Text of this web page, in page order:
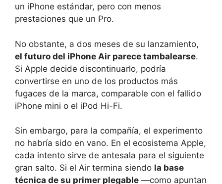
un iPhone estándar, pero con menos
prestaciones que un Pro.
No obstante, a dos meses de su lanzamiento,
el futuro del iPhone Air parece tambalearse.
Si Apple decide discontinuarlo, podría
convertirse en uno de los productos más
fugaces de la marca, comparable con el fallido
iPhone mini o el iPod Hi-Fi.
Sin embargo, para la compañía, el experimento
no habría sido en vano. En el ecosistema Apple,
cada intento sirve de antesala para el siguiente
gran salto. Si el Air termina siendo la base
técnica de su primer plegable —como apuntan